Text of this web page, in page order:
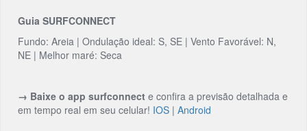
Guia SURFCONNECT
Fundo: Areia | Ondulação ideal: S, SE | Vento Favorável: N,
NE | Melhor maré: Seca
→ Baixe o app surfconnect e confira a previsão detalhada e
em tempo real em seu celular! IOS | Android